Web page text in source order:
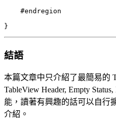
    #endregion
結語
本篇文章中只介紹了最簡易的
TableView Header, Empty
能，讀著有興趣的話可以自行
介紹。